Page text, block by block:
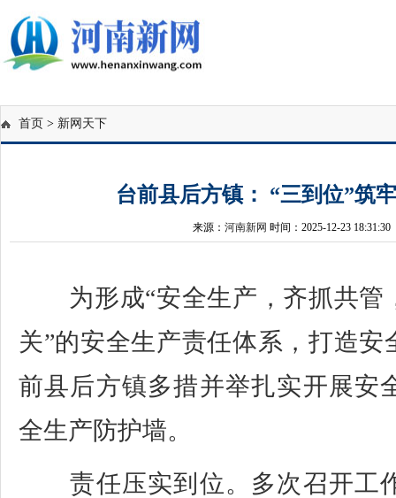
首页 > 新网天下
台前县后方镇： “三到位”筑
来源： 河南新网 时间：2025-12-23 18:31:30
为形成“安全生产，齐抓共管
关”的安全生产责任体系，打造
前县后方镇多措并举扎实开展安
全生产防护墙。
责任压实到位。多次召开工